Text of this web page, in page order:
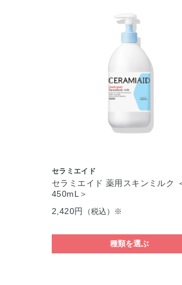
セラミエイド
セラミエイド 薬用スキンミルク
450mL＞
2,420円
（税込）※
種類を選ぶ